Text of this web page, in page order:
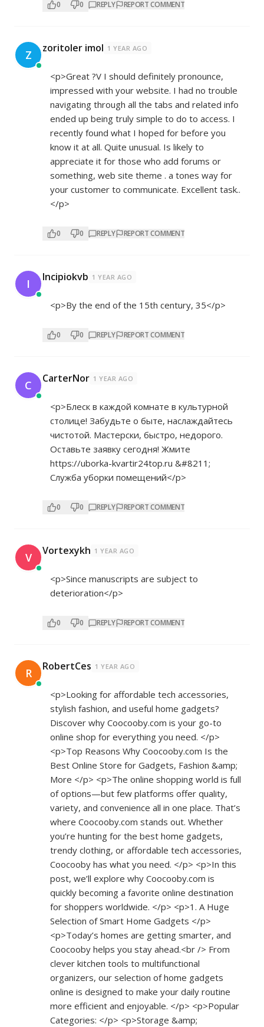
0 0 REPLY REPORT COMMENT
Z zoritoler imol 1 YEAR AGO
<p>Great ?V I should definitely pronounce,
impressed with your website. I had no trouble
navigating through all the tabs and related info
ended up being truly simple to do to access. I
recently found what I hoped for before you
know it at all. Quite unusual. Is likely to
appreciate it for those who add forums or
something, web site theme . a tones way for
your customer to communicate. Excellent task..
</p>
0 0 REPLY REPORT COMMENT
I Incipiokvb 1 YEAR AGO
<p>By the end of the 15th century, 35</p>
0 0 REPLY REPORT COMMENT
C CarterNor 1 YEAR AGO
<p>Блеск в каждой комнате в культурной
столице! Забудьте о быте, наслаждайтесь
чистотой. Мастерски, быстро, недорого.
Оставьте заявку сегодня! Жмите
https://uborka-kvartir24top.ru &#8211;
Служба уборки помещений</p>
0 0 REPLY REPORT COMMENT
V Vortexykh 1 YEAR AGO
<p>Since manuscripts are subject to
deterioration</p>
0 0 REPLY REPORT COMMENT
R RobertCes 1 YEAR AGO
<p>Looking for affordable tech accessories,
stylish fashion, and useful home gadgets?
Discover why Coocooby.com is your go-to
online shop for everything you need. </p>
<p>Top Reasons Why Coocooby.com Is the
Best Online Store for Gadgets, Fashion &amp;
More </p> <p>The online shopping world is full
of options—but few platforms offer quality,
variety, and convenience all in one place. That’s
where Coocooby.com stands out. Whether
you’re hunting for the best home gadgets,
trendy clothing, or affordable tech accessories,
Coocooby has what you need. </p> <p>In this
post, we’ll explore why Coocooby.com is
quickly becoming a favorite online destination
for shoppers worldwide. </p> <p>1. A Huge
Selection of Smart Home Gadgets </p>
<p>Today’s homes are getting smarter, and
Coocooby helps you stay ahead.<br /> From
clever kitchen tools to multifunctional
organizers, our selection of home gadgets
online is designed to make your daily routine
more efficient and enjoyable. </p> <p>Popular
Categories: </p> <p>Storage &amp;